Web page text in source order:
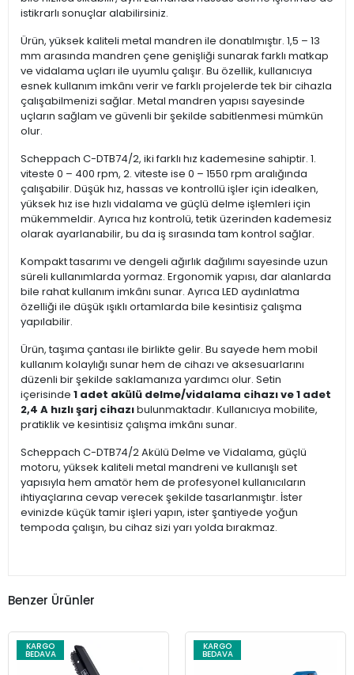
istikrarlı sonuçlar alabilirsiniz.
Ürün, yüksek kaliteli metal mandren ile donatılmıştır. 1,5 – 13
mm arasında mandren çene genişliği sunarak farklı matkap
ve vidalama uçları ile uyumlu çalışır. Bu özellik, kullanıcıya
esnek kullanım imkânı verir ve farklı projelerde tek bir cihazla
çalışabilmenizi sağlar. Metal mandren yapısı sayesinde
uçların sağlam ve güvenli bir şekilde sabitlenmesi mümkün
olur.
Scheppach C-DTB74/2, iki farklı hız kademesine sahiptir. 1.
viteste 0 – 400 rpm, 2. viteste ise 0 – 1550 rpm aralığında
çalışabilir. Düşük hız, hassas ve kontrollü işler için idealken,
yüksek hız ise hızlı vidalama ve güçlü delme işlemleri için
mükemmeldir. Ayrıca hız kontrolü, tetik üzerinden kademesiz
olarak ayarlanabilir, bu da iş sırasında tam kontrol sağlar.
Kompakt tasarımı ve dengeli ağırlık dağılımı sayesinde uzun
süreli kullanımlarda yormaz. Ergonomik yapısı, dar alanlarda
bile rahat kullanım imkânı sunar. Ayrıca LED aydınlatma
özelliği ile düşük ışıklı ortamlarda bile kesintisiz çalışma
yapılabilir.
Ürün, taşıma çantası ile birlikte gelir. Bu sayede hem mobil
kullanım kolaylığı sunar hem de cihazı ve aksesuarlarını
düzenli bir şekilde saklamanıza yardımcı olur. Setin
içerisinde 1 adet akülü delme/vidalama cihazı ve 1 adet
2,4 A hızlı şarj cihazıbulunmaktadır. Kullanıcıya mobilite,
pratiklik ve kesintisiz çalışma imkânı sunar.
Scheppach C-DTB74/2 Akülü Delme ve Vidalama, güçlü
motoru, yüksek kaliteli metal mandreni ve kullanışlı set
yapısıyla hem amatör hem de profesyonel kullanıcıların
ihtiyaçlarına cevap verecek şekilde tasarlanmıştır. İster
evinizde küçük tamir işleri yapın, ister şantiyede yoğun
tempoda çalışın, bu cihaz sizi yarı yolda bırakmaz.
Benzer Ürünler
KARGO
BEDAVA
KARGO
BEDAVA